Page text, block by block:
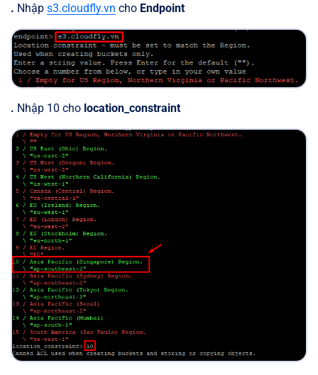
. Nhập s3.cloudfly.vn cho Endpoint
. Nhập 10 cho location_constraint